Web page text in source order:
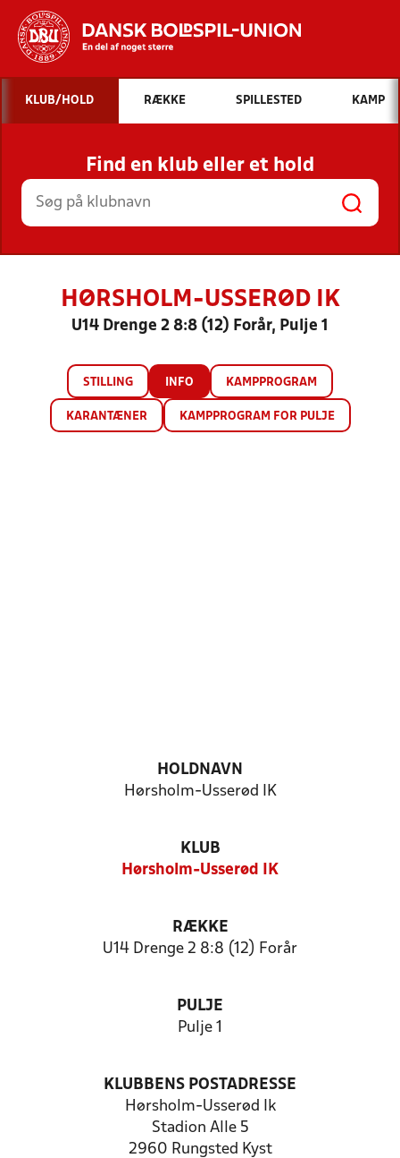
Hvad vil du søge efter?
INDHOLD OG NYHEDER
STILLINGER, RESULTATER, KLUBBER OG
HOLD
KLUB/HOLD RÆKKE SPILLESTED KAMP
Find en klub eller et hold
HØRSHOLM-USSERØD IK
U14 Drenge 2 8:8 (12) Forår, Pulje 1
STILLING INFO KAMPPROGRAM
KARANTÆNER KAMPPROGRAM FOR PULJE
HOLDNAVN
Hørsholm-Usserød IK
KLUB
Hørsholm-Usserød IK
RÆKKE
U14 Drenge 2 8:8 (12) Forår
PULJE
Pulje 1
KLUBBENS POSTADRESSE
Hørsholm-Usserød Ik
Stadion Alle 5
2960 Rungsted Kyst